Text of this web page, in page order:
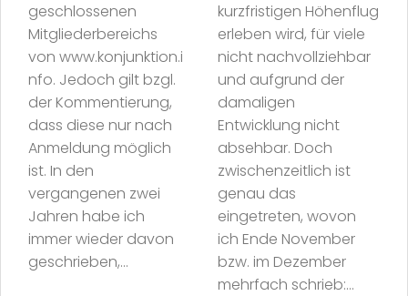
geschlossenen
Mitgliederbereichs
von www.konjunktion.i
nfo. Jedoch gilt bzgl.
der Kommentierung,
dass diese nur nach
Anmeldung möglich
ist. In den
vergangenen zwei
Jahren habe ich
immer wieder davon
geschrieben,...
kurzfristigen Höhenflug
erleben wird, für viele
nicht nachvollziehbar
und aufgrund der
damaligen
Entwicklung nicht
absehbar. Doch
zwischenzeitlich ist
genau das
eingetreten, wovon
ich Ende November
bzw. im Dezember
mehrfach schrieb:...